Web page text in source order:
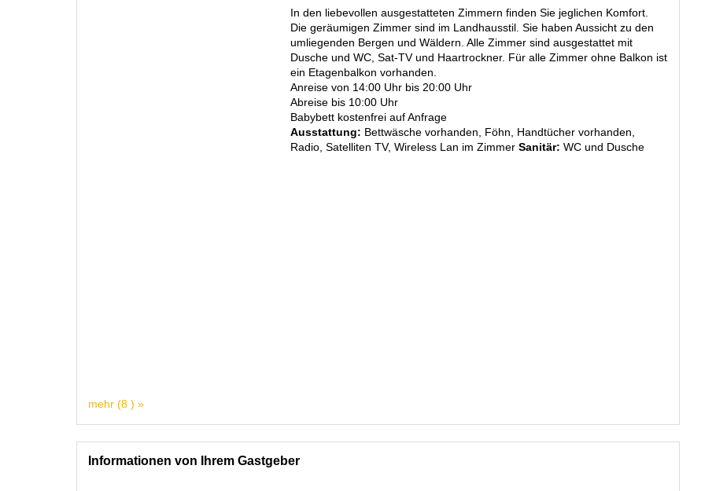
mehr (8 ) »
In den liebevollen ausgestatteten Zimmern finden Sie jeglichen Komfort.
Die geräumigen Zimmer sind im Landhausstil. Sie haben Aussicht zu den
umliegenden Bergen und Wäldern. Alle Zimmer sind ausgestattet mit
Dusche und WC, Sat-TV und Haartrockner. Für alle Zimmer ohne Balkon ist
ein Etagenbalkon vorhanden.
Anreise von 14:00 Uhr bis 20:00 Uhr
Abreise bis 10:00 Uhr
Babybett kostenfrei auf Anfrage
Ausstattung: Bettwäsche vorhanden, Föhn, Handtücher vorhanden,
Radio, Satelliten TV, Wireless Lan im Zimmer Sanitär:WC und Dusche
Informationen von Ihrem Gastgeber